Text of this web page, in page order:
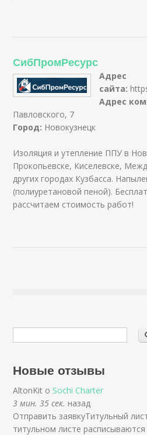
СибПромРесурс
Адрес
сайта:
Адрес
Павловского, 7
Город: Новокузнецк
Изоляция и утепление ППУ в
Прокопьевске, Киселевске,
других городах Кузбасса.
(полиуретановой пеной).
рассчитаем стоимость работ!
Новые отзывы
AltonKit о Sochi Charter
3 мин. 35 сек. назад
Отправить заявкуТитульный
титульном листе